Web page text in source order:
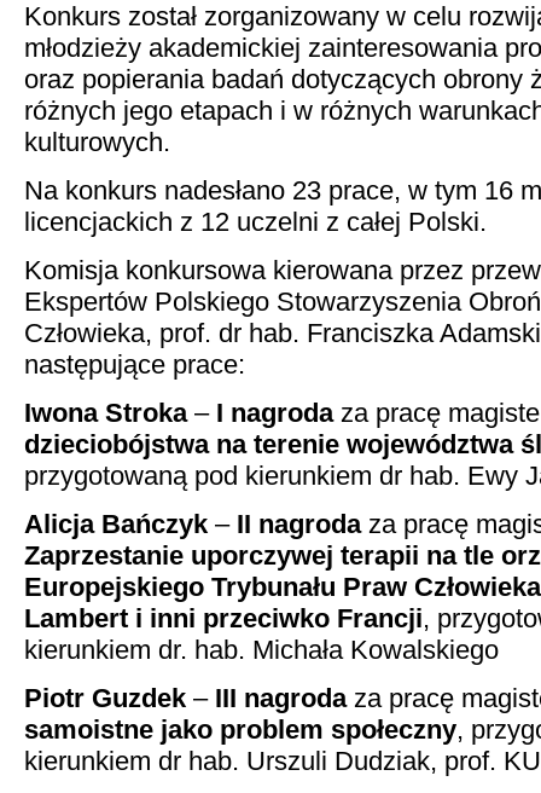
Konkurs został zorganizowany w celu
młodzieży akademickiej zainteresowania
oraz popierania badań dotyczących obrony
różnych jego etapach i w różnych
kulturowych.
Na konkurs nadesłano 23 prace, w tym 16
licencjackich z 12 uczelni z całej Polski.
Komisja konkursowa kierowana przez
Ekspertów Polskiego Stowarzyszenia
Człowieka, prof. dr hab. Franciszka
następujące prace:
Iwona Stroka– I nagroda za pracę
dzieciobójstwa na terenie województwa
przygotowaną pod kierunkiem dr hab. Ewy
Alicja Bańczyk – II nagrodaza pracę
Zaprzestanie uporczywej terapii na tle
Europejskiego Trybunału Praw
Lambert i inni przeciwko Francji,
kierunkiem dr. hab. Michała Kowalskiego
Piotr Guzdek – III nagrodaza pracę
samoistne jako problem społeczny,
kierunkiem dr hab. Urszuli Dudziak, prof.